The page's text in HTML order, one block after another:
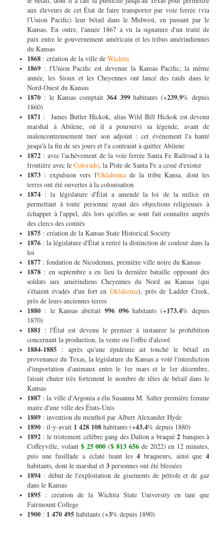
aux éleveurs de cet État de faire transporter par voie ferrée (via
l'Union Pacific) leur bétail dans le Midwest, en passant par le
Kansas. En outre, l'année 1867 a vu la signature d'un traité de
paix entre le gouvernement américain et les tribus amérindiennes
du Kansas
1868 : création de la ville de Wichita
1869 : l'Union Pacific est devenue la Kansas Pacific; la même
année, les Sioux et les Cheyennes ont lancé des raids dans le
Nord-Ouest du Kansas
1870 : le Kansas comptait 364 399habitants (+239.9% depuis
1860)
1871 : James Butler Hickok, alias Wild Bill Hickok est devenu
marshal à Abilene, où il a poursuivi sa légende, avant de
malencontreusement tuer son adjoint : cet événement l'a hanté
jusqu'à la fin de ses jours et l'a contraint à quitter Abilene
1872 : avec l'achèvement de la voie ferrée Santa Fe Railroad à la
frontière avec le Colorado, la Piste de Santa Fe a cessé d'exister
1873 : expulsion vers l'Oklahomade la tribu Kansa, dont les
terres ont été ouvertes à la colonisation
1874 : la législature d'État a amendé la loi de la milice en
permettant à toute personne ayant des objections religieuses à
échapper à l'appel, dès lors qu'elles se sont fait connaître auprès
des clercs des comtés
1875 : création de la Kansas State Historical Society
1876 : la législature d'État a retiré la distinction de couleur dans la
loi
1877 : fondation de Nicodemus, première ville noire du Kansas
1878 : en septembre a eu lieu la dernière bataille opposant des
soldats aux amérindiens Cheyennes du Nord au Kansas (qui
s'étaient évadés d'un fort en Oklahoma), près de Ladder Creek,
près de leurs anciennes terres
1880 : le Kansas abritait 996 096habitants (+173.4% depuis
1870)
1881 : l'État est devenu le premier à instaurer la prohibition
concernant la production, la vente ou l'offre d'alcool
1884-1885 : après qu'une épidémie ait touché le bétail en
provenance du Texas, la législature du Kansas a voté l'interdiction
d'importation d'animaux entre le 1er mars et le 1er décembre,
faisait chuter très fortement le nombre de têtes de bétail dans le
Kansas
1887 : la ville d'Argonia a élu Susanna M. Salter première femme
maire d'une ville des États-Unis
1889 : invention du menthol par Albert Alexander Hyde
1890 : il-y-avait 1 428 108 habitants (+43.4% depuis 1880)
1892 : le tristement célèbre gang des Dalton a braqué2 banques à
Coffeyville, volant $ 25 000 ($ 813 656de 2022) en 12 minutes,
puis une fusillade a éclaté tuant les4 braqueurs, ainsi que4
habitants, dont le marshal et 3 personnes ont été blessées
1894 : début de l'exploitation de gisements de pétrole et de gaz
dans le Kansas
1895 : création de la Wichita State University en tant que
Fairmount College
1900 : 1 470 495 habitants (+3% depuis 1890)